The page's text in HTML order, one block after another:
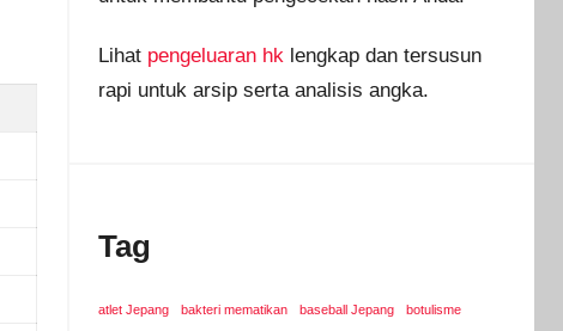
Lihat pengeluaran hklengkap dan tersusun
rapi untuk arsip serta analisis angka.
Tag
atlet Jepang bakteri mematikan baseball Jepang botulisme